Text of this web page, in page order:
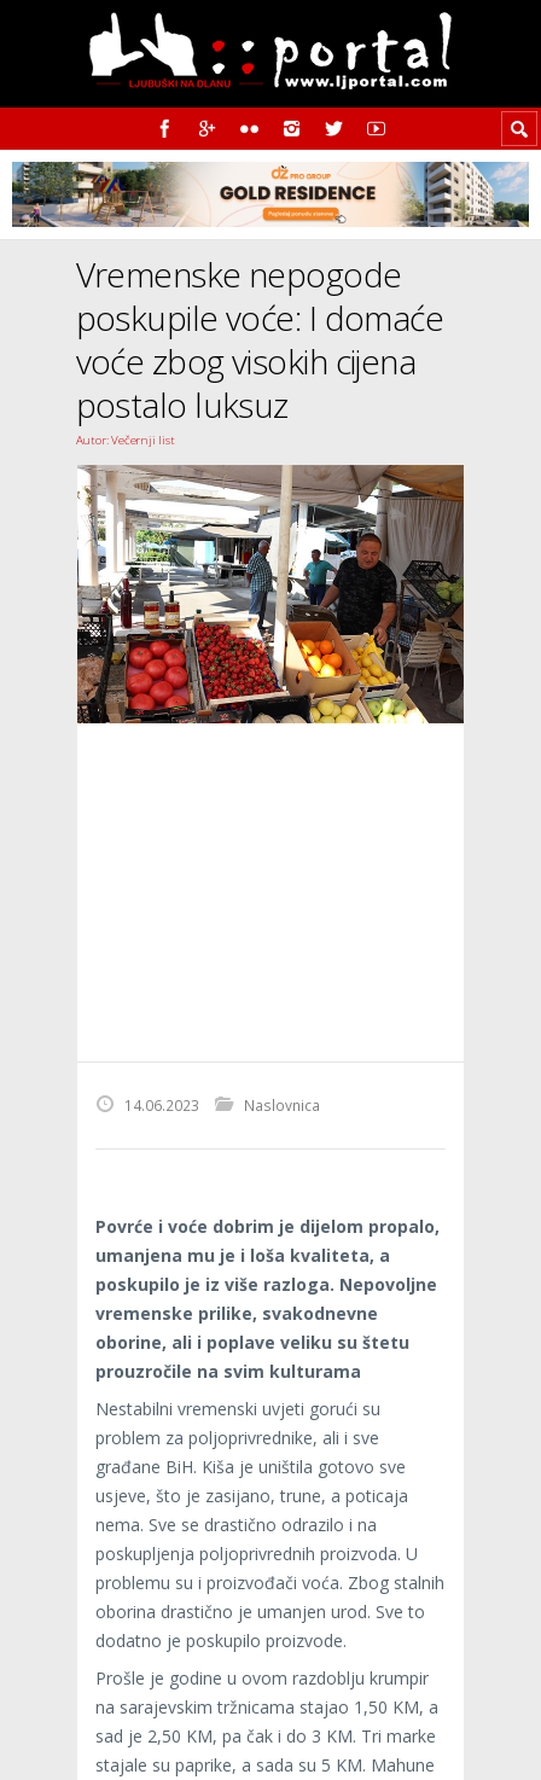
Vremenske nepogode
poskupile voće: I domaće
voće zbog visokih cijena
postalo luksuz
Autor: Večernji list
14.06.2023 Naslovnica
Povrće i voće dobrim je dijelom propalo,
umanjena mu je i loša kvaliteta, a
poskupilo je iz više razloga. Nepovoljne
vremenske prilike, svakodnevne
oborine, ali i poplave veliku su štetu
prouzročile na svim kulturama
Nestabilni vremenski uvjeti gorući su
problem za poljoprivrednike, ali i sve
građane BiH. Kiša je uništila gotovo sve
usjeve, što je zasijano, trune, a poticaja
nema. Sve se drastično odrazilo i na
poskupljenja poljoprivrednih proizvoda. U
problemu su i proizvođači voća. Zbog stalnih
oborina drastično je umanjen urod. Sve to
dodatno je poskupilo proizvode.
Prošle je godine u ovom razdoblju krumpir
na sarajevskim tržnicama stajao 1,50 KM, a
sad je 2,50 KM, pa čak i do 3 KM. Tri marke
stajale su paprike, a sada su 5 KM. Mahune